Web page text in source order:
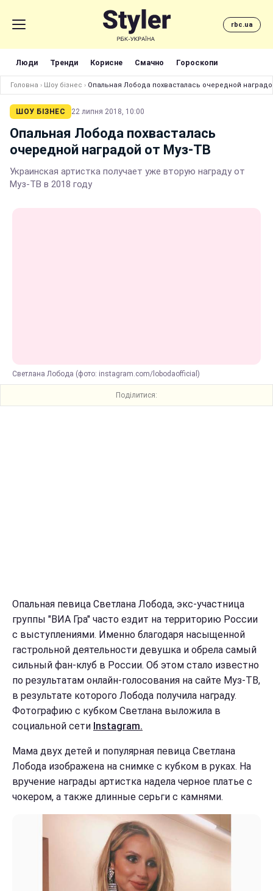
rbc.ua
Люди Тренди Корисне Смачно Гороскопи
Головна › Шоу бізнес › Опальная Лобода похвасталась очередной
ШОУ БІЗНЕС 22 липня 2018, 10:00
Опальная Лобода похвасталась
очередной наградой от Муз-ТВ
Украинская артистка получает уже вторую награду от
Муз-ТВ в 2018 году
Светлана Лобода (фото: instagram.com/lobodaofficial)
Поділитися:
Опальная певица Светлана Лобода, экс-участница
группы "ВИА Гра" часто ездит на территорию России
с выступлениями. Именно благодаря насыщенной
гастрольной деятельности девушка и обрела самый
сильный фан-клуб в России. Об этом стало известно
по результатам онлайн-голосования на сайте Муз-ТВ,
в результате которого Лобода получила награду.
Фотографию с кубком Светлана выложила в
социальной сети Instagram.
Мама двух детей и популярная певица Светлана
Лобода изображена на снимке с кубком в руках. На
вручение награды артистка надела черное платье с
чокером, а также длинные серьги с камнями.